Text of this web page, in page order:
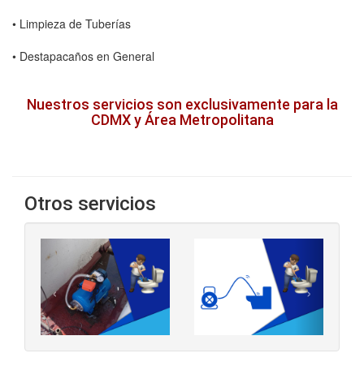
• Limpieza de Tuberías
• Destapacaños en General
Nuestros servicios son exclusivamente para la
CDMX y Área Metropolitana
Otros servicios
‹ ›